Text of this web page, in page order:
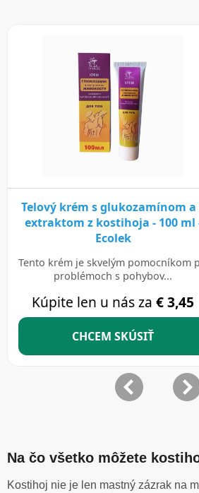
Na čo všetko môžete
Kostihoj nie je len mastný zázrak na